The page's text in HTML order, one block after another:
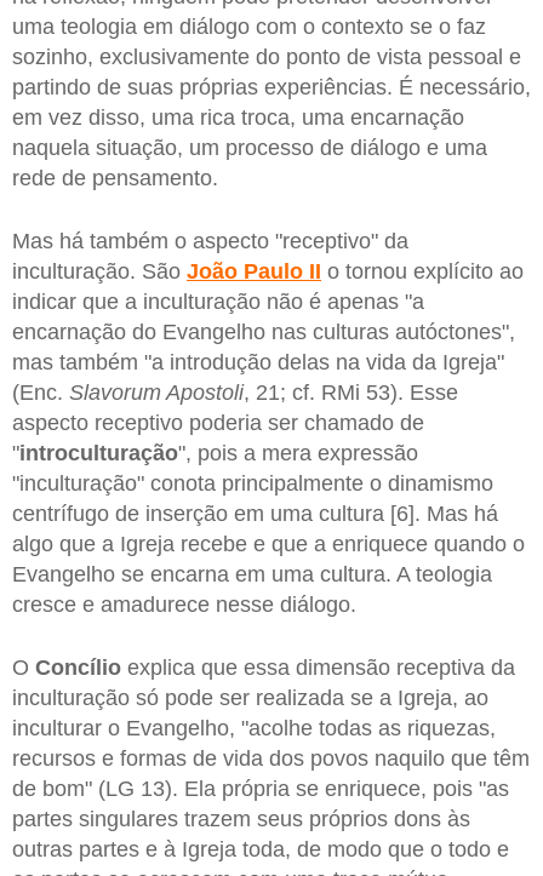
uma teologia em diálogo com o contexto se o faz
sozinho, exclusivamente do ponto de vista pessoal e
partindo de suas próprias experiências. É necessário,
em vez disso, uma rica troca, uma encarnação
naquela situação, um processo de diálogo e uma
rede de pensamento.
Mas há também o aspecto "receptivo" da
inculturação. São João Paulo II o tornou explícito ao
indicar que a inculturação não é apenas "a
encarnação do Evangelho nas culturas autóctones",
mas também "a introdução delas na vida da Igreja"
(Enc. Slavorum Apostoli, 21; cf. RMi 53). Esse
aspecto receptivo poderia ser chamado de
"introculturação", pois a mera expressão
"inculturação" conota principalmente o dinamismo
centrífugo de inserção em uma cultura [6]. Mas há
algo que a Igreja recebe e que a enriquece quando o
Evangelho se encarna em uma cultura. A teologia
cresce e amadurece nesse diálogo.
O Concílio explica que essa dimensão receptiva da
inculturação só pode ser realizada se a Igreja, ao
inculturar o Evangelho, "acolhe todas as riquezas,
recursos e formas de vida dos povos naquilo que têm
de bom" (LG 13). Ela própria se enriquece, pois "as
partes singulares trazem seus próprios dons às
outras partes e à Igreja toda, de modo que o todo e